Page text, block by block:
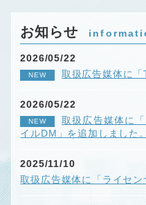
お知らせ
2026/05/22
NEW 取扱広告媒体に「
2026/05/22
NEW
取扱広告媒体に
イルDM」を追加しました。
2025/11/10
取扱広告媒体に「ライセン